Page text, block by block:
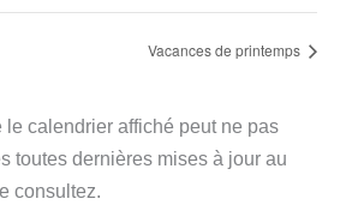
Vacances de printemps
le calendrier affiché peut ne pas
toutes dernières mises à jour au
consultez.